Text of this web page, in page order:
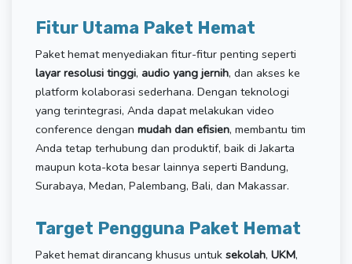
Fitur Utama Paket Hemat
Paket hemat menyediakan fitur-fitur penting seperti
layar resolusi tinggi, audio yang jernih, dan akses ke
platform kolaborasi sederhana. Dengan teknologi
yang terintegrasi, Anda dapat melakukan video
conference dengan mudah dan efisien, membantu tim
Anda tetap terhubung dan produktif, baik di Jakarta
maupun kota-kota besar lainnya seperti Bandung,
Surabaya, Medan, Palembang, Bali, dan Makassar.
Target Pengguna Paket Hemat
Paket hemat dirancang khusus untuk sekolah, UKM,